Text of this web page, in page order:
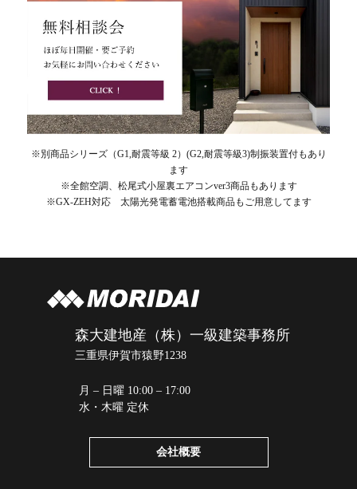
※別商品シリーズ（G1,耐震等級 2）(G2,耐震等級3)制振装置付もあり
ます
※全館空調、松尾式小屋裏エアコンver3商品もあります
※GX-ZEH対応 太陽光発電蓄電池搭載商品もご用意してます
森大建地産（株）一級建築事務所
三重県伊賀市猿野1238
月 – 日曜 10:00 – 17:00
水・木曜 定休
会社概要